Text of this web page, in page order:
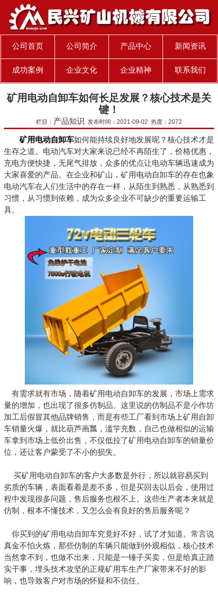
公司首页 公司简介 产品中心 新闻资讯
成功案例 企业文化 企业精神 联系我们
矿用电动自卸车如何长足发展？核心技术是关
键！
栏目： 产品知识 发布时间：2021-09-02 热度：2072
矿用电动自卸车如何能持续良好地发展呢？核心技术才是
生存之道。电动汽车对大家来说已经不再陌生了，价格优惠，
充电方便快捷，无尾气排放，众多的优点让电动车辆迅速成为
大家喜爱的产品。在企业和矿山，矿用电动自卸车的存在也象
电动汽车在人们生活中的存在一样，从陌生到熟悉，从熟悉到
习惯，从习惯到依赖，成为众多企业不可缺少的重要运输工
具。
有需求就有市场，随着矿用电动自卸车的发展，市场上需求
量的增加，也出现了很多仿制品。这里说的仿制品不是小作坊
加工后假冒其他品牌销售，而是有些工厂看到市场上矿用自卸
车销量火爆，就比葫芦画瓢，滥竽充数，自己也做相似的运输
车拿到市场上低价出售，不仅低拉了矿用电动自卸车的销量价
位，还让客户蒙受了不小的损失。
买矿用电动自卸车的客户大多数是外行，所以就容易买到
劣质的车辆，表面看着是差不多，但是买回去以后会，使用过
程中发现很多问题，售后服务也根不上。这些生产者本来就是
仿制，根本不懂技术，又怎么会有良好的售后服务呢？
你买到的矿用电动自卸车究竟好不好，试了才知道。常言说
真金不怕火炼，那些仿制的车辆只能做到外观相似，核心技术
当然拿不到，也做不出来，只能是一锤子买卖，但是给真正踏
实干事，埋头技术攻坚的正规矿用车生产厂家带来不好的影
响，也导致客户对市场的怀疑和不信任。